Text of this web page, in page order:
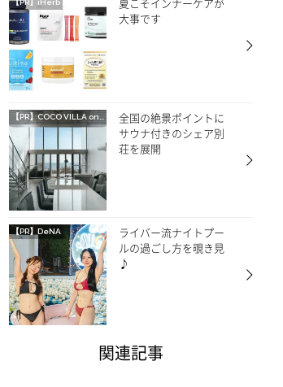
【PR】iHerb
大事です
【PR】COCO VILLA on GOETHE
全国の絶景ポイントに
サウナ付きのシェア別
荘を展開
【PR】DeNA
ライバー流ナイトプー
ルの過ごし方を覗き見
♪
関連記事